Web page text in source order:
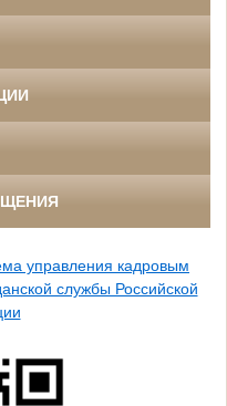
управления кадровым
службы Российской